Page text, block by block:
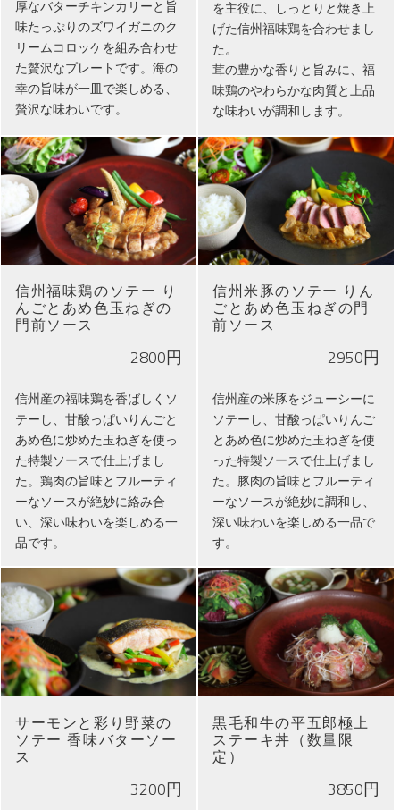
厚なバターチキンカリーと旨
味たっぷりのズワイガニのク
リームコロッケを組み合わせ
た贅沢なプレートです。海の
幸の旨味が一皿で楽しめる、
贅沢な味わいです。
を主役に、しっとりと焼き上
げた信州福味鶏を合わせまし
た。
茸の豊かな香りと旨みに、福
味鶏のやわらかな肉質と上品
な味わいが調和します。
信州福味鶏のソテー り
んごとあめ色玉ねぎの
門前ソース
2800円
信州産の福味鶏を香ばしくソ
テーし、甘酸っぱいりんごと
あめ色に炒めた玉ねぎを使っ
た特製ソースで仕上げまし
た。鶏肉の旨味とフルーティ
ーなソースが絶妙に絡み合
い、深い味わいを楽しめる一
品です。
信州米豚のソテー りん
ごとあめ色玉ねぎの門
前ソース
2950円
信州産の米豚をジューシーに
ソテーし、甘酸っぱいりんご
とあめ色に炒めた玉ねぎを使
った特製ソースで仕上げまし
た。豚肉の旨味とフルーティ
ーなソースが絶妙に調和し、
深い味わいを楽しめる一品で
す。
サーモンと彩り野菜の
ソテー 香味バターソー
ス
3200円
黒毛和牛の平五郎極上
ステーキ丼（数量限
定）
3850円